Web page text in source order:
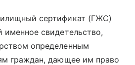
сертификат (ГЖС)
именное свидетельство,
определенным
граждан, дающее им право